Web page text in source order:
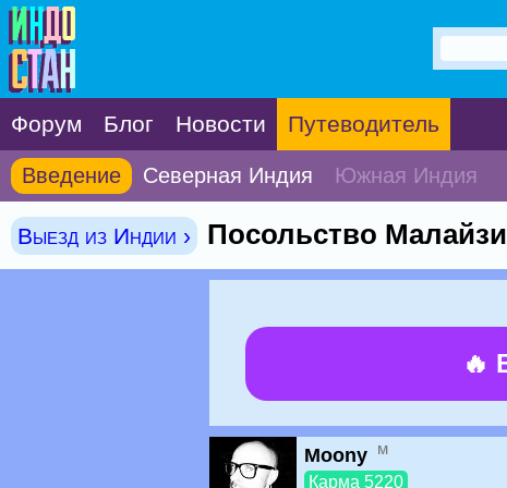
Форум Блог Новости Путеводитель
Введение Северная Индия Южная Индия
Выезд из Индии › Посольство
🔥
Moony м
Карма 5220